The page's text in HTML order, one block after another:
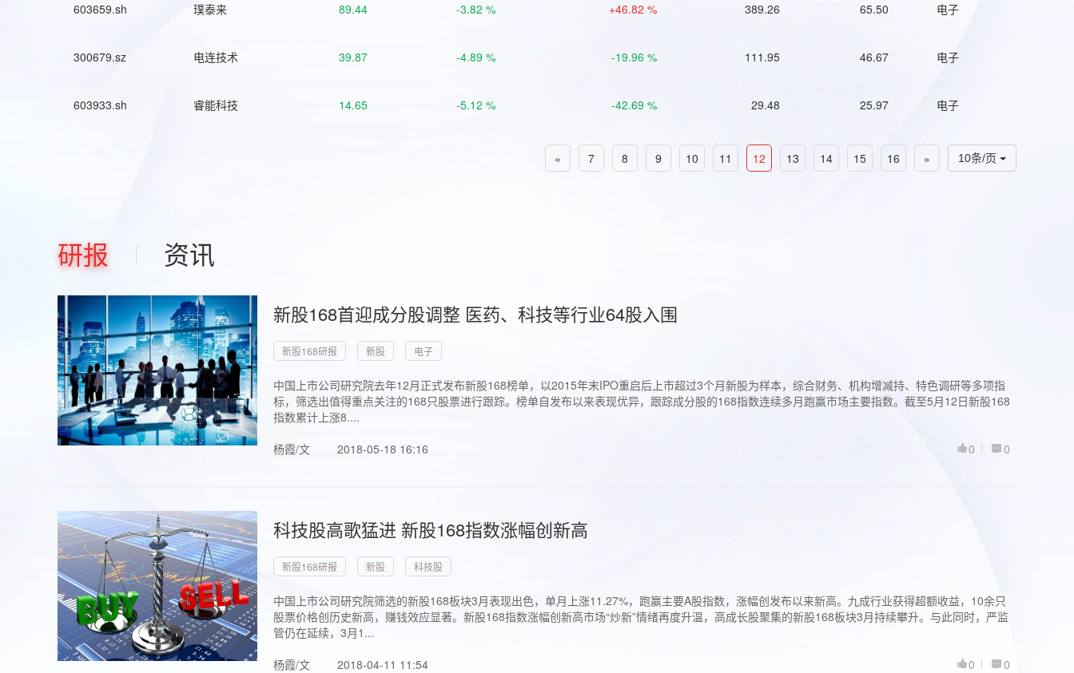
603659.sh 璞泰来 89.44 -3.82 % +46.82 % 389.26 65.50 电子
300679.sz 电连技术 39.87 -4.89 % -19.96 % 111.95 46.67 电子
603933.sh 睿能科技 14.65 -5.12 % -42.69 % 29.48 25.97 电子
10条/页
« 7 8 9 10 11 12 13 14 15 16 »
研报 资讯
新股168首迎成分股调整 医药、科技等行业64股入围
新股168研报 新股 电子
中国上市公司研究院去年12月正式发布新股168榜单，以2015年末IPO重启后上市超过3个月新股为样本，综合财务、机构增减持、特色调研等多项指
标，筛选出值得重点关注的168只股票进行跟踪。榜单自发布以来表现优异，跟踪成分股的168指数连续多月跑赢市场主要指数。截至5月12日新股168
指数累计上涨8....
杨霞/文
2018-05-18 16:16 0
0
科技股高歌猛进 新股168指数涨幅创新高
新股168研报 新股 科技股
中国上市公司研究院筛选的新股168板块3月表现出色，单月上涨11.27%，跑赢主要A股指数，涨幅创发布以来新高。九成行业获得超额收益，10余只
股票价格创历史新高，赚钱效应显著。新股168指数涨幅创新高市场“炒新”情绪再度升温，高成长股聚集的新股168板块3月持续攀升。与此同时，严监
管仍在延续，3月1...
杨霞/文
2018-04-11 11:54 0
0